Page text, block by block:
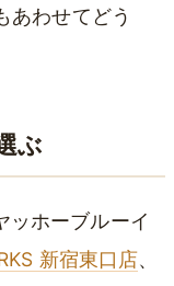
あわせてどう
ぶ
ッホーブルーイ
新宿東口店、